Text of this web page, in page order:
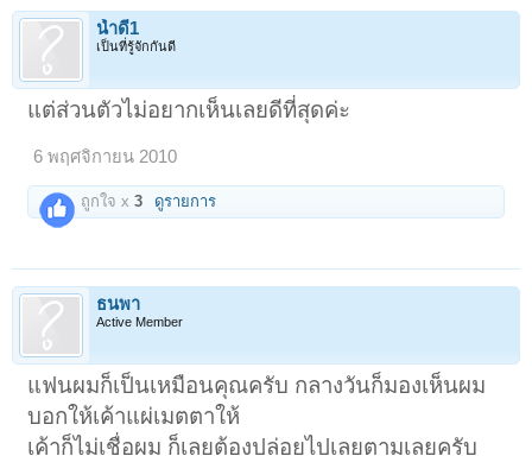
น้ำดี1
เป็นที่รู้จักกันดี
แต่ส่วนตัวไม่อยากเห็นเลยดีที่สุดค่ะ
6 พฤศจิกายน 2010
ถูกใจ x3 ดูรายการ
ธนพา
Active Member
แฟนผมก็เป็นเหมือนคุณครับ กลางวันก็มองเห็นผม
บอกให้เค้าแผ่เมตตาให้
เค้าก็ไม่เชื่อผม ก็เลยต้องปล่อยไปเลยตามเลยครับ